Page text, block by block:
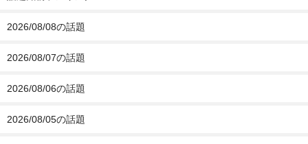
2026/08/08の話題
2026/08/07の話題
2026/08/06の話題
2026/08/05の話題